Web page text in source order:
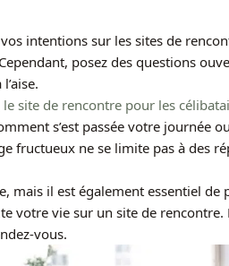
intentions sur les sites de
posez des questions
le site de rencontre pour les
s’est passée votre journée
fructueux ne se limite pas à des
mais il est également essentiel de
votre vie sur un site de
vous.